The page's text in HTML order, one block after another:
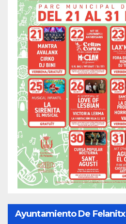
Ayuntamiento De Felanitx